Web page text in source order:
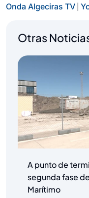
Onda Algeciras TV |
Otras
A punto de
segunda fase
Marítimo